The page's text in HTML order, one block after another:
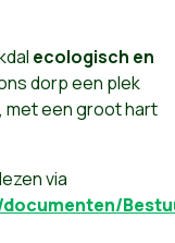
ecologisch en
dorp een plek
met een groot hart
via